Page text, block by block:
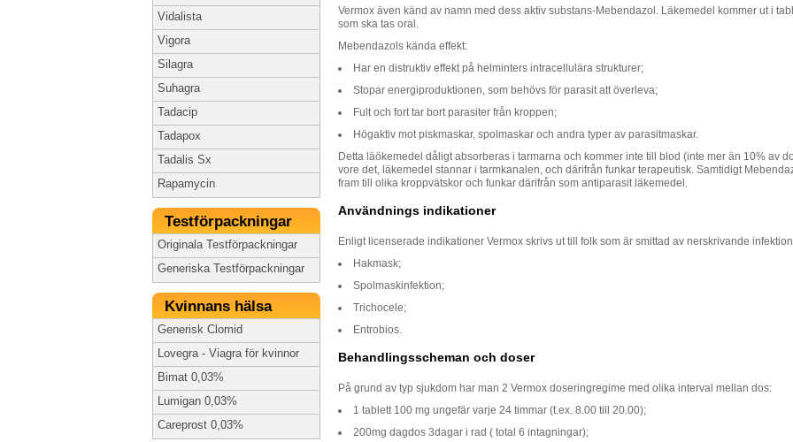
Vidalista
Vigora
Silagra
Suhagra
Tadacip
Tadapox
Tadalis Sx
Rapamycin
Testförpackningar
Originala Testförpackningar
Generiska Testförpackningar
Kvinnans hälsa
Generisk Clomid
Lovegra - Viagra för kvinnor
Bimat 0,03%
Lumigan 0,03%
Careprost 0,03%
Vermox även känd av namn med dess aktiv substans-Mebendazol. Läkemedel kommer ut i
som ska tas oral.
Mebendazols kända effekt:
Har en distruktiv effekt på helminters intracellulära strukturer;
Stopar energiproduktionen, som behövs för parasit att överleva;
Fult och fort tar bort parasiter från kroppen;
Högaktiv mot piskmaskar, spolmaskar och andra typer av parasitmaskar.
Detta läökemedel dåligt absorberas i tarmarna och kommer inte till blod (inte mer än 10% av
vore det, läkemedel stannar i tarmkanalen, och därifrån funkar terapeutisk. Samtidigt
fram till olika kroppvätskor och funkar därifrån som antiparasit läkemedel.
Användnings indikationer
Enligt licenserade indikationer Vermox skrivs ut till folk som är smittad av nerskrivande
Hakmask;
Spolmaskinfektion;
Trichocele;
Entrobios.
Behandlingsscheman och doser
På grund av typ sjukdom har man 2 Vermox doseringregime med olika interval mellan dos:
1 tablett 100 mg ungefär varje 24 timmar (t.ex. 8.00 till 20.00);
200mg dagdos 3dagar i rad ( total 6 intagningar);